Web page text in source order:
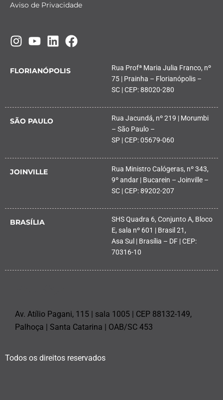
Aviso de Privacidade
FLORIANÓPOLIS
Rua Profª Maria Julia Franco, nº
75 | Prainha – Florianópolis –
SC | CEP: 88020-280
SÃO PAULO
Rua Jacundá, nº 219 | Morumbi
– São Paulo –
SP | CEP: 05679-060
JOINVILLE
Rua Ministro Calógeras, nº 343,
9º andar | Bucarein – Joinville –
SC | CEP: 89202-207
BRASÍLIA
SHS Quadra 6, Conjunto A, Bloco
E, sala nº 601 | Brasil 21,
Asa Sul | Brasília – DF | CEP:
70316-10
Av. Atílio Pagani, 115 | sala 1005 | CEP 88132-149,
Palhoça | Santa Catarina | OAB/SC 453
Todos os direitos reservados